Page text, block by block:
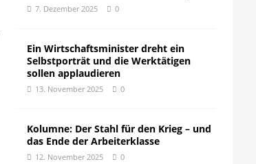
7. Dezember 2025 0
Ein Wirtschaftsminister dreht ein
Selbstporträt und die Werktätigen
sollen applaudieren
13. November 2025 0
Kolumne: Der Stahl für den Krieg – und
das Ende der Arbeiterklasse
12. November 2025 0